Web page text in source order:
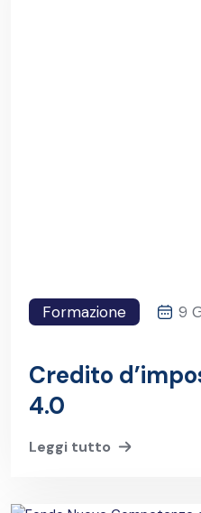
Formazione 9
Credito
4.0
Leggi tutto